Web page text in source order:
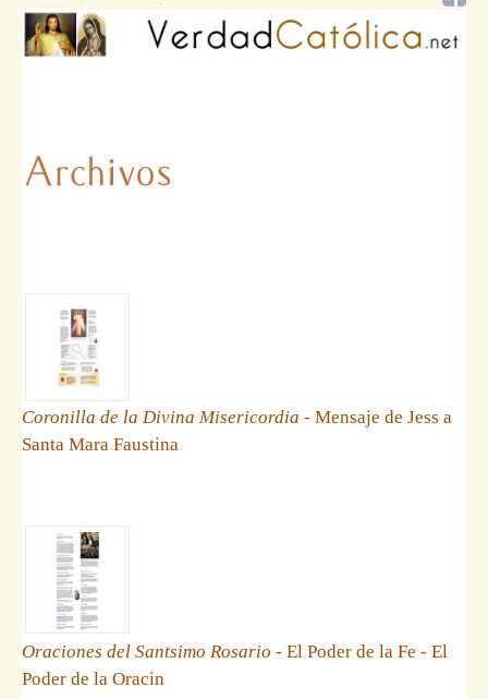
Coronilla de la Divina Misericordia - Mensaje de Jess a
Santa Mara Faustina
Oraciones del Santsimo Rosario - El Poder de la Fe - El
Poder de la Oracin